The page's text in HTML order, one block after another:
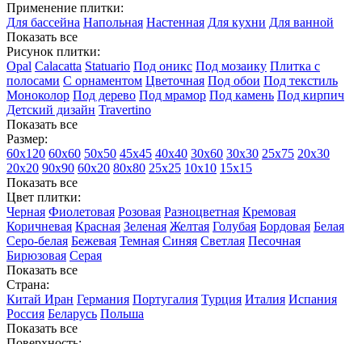
Применение плитки:
Для бассейна Напольная Настенная Для кухни Для ванной
Показать все
Рисунок плитки:
Opal Calacatta Statuario Под оникс Под мозаику Плитка с
полосами С орнаментом Цветочная Под обои Под текстиль
Моноколор Под дерево Под мрамор Под камень Под кирпич
Детский дизайн Travertino
Показать все
Размер:
60х120 60х60 50х50 45х45 40х40 30х60 30х30 25х75 20х30
20х20 90х90 60х20 80х80 25x25 10х10 15х15
Показать все
Цвет плитки:
Черная Фиолетовая Розовая Разноцветная Кремовая
Коричневая Красная Зеленая Желтая Голубая Бордовая Белая
Cеро-белая Бежевая Темная Синяя Светлая Песочная
Бирюзовая Серая
Показать все
Страна:
Китай Иран Германия Португалия Турция Италия Испания
Россия Беларусь Польша
Показать все